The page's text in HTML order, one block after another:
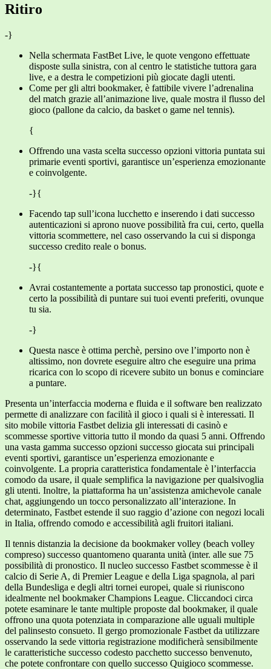
Ritiro
-}
Nella schermata FastBet Live, le quote vengono effettuate
disposte sulla sinistra, con al centro le statistiche tuttora gara
live, e a destra le competizioni più giocate dagli utenti.
Come per gli altri bookmaker, è fattibile vivere l’adrenalina
del match grazie all’animazione live, quale mostra il flusso del
gioco (pallone da calcio, da basket o game nel tennis).
{
Offrendo una vasta scelta successo opzioni vittoria puntata sui
primarie eventi sportivi, garantisce un’esperienza emozionante
e coinvolgente.
-}{
Facendo tap sull’icona lucchetto e inserendo i dati successo
autenticazioni si aprono nuove possibilità fra cui, certo, quella
vittoria scommettere, nel caso osservando la cui si disponga
successo credito reale o bonus.
-}{
Avrai costantemente a portata successo tap pronostici, quote e
certo la possibilità di puntare sui tuoi eventi preferiti, ovunque
tu sia.
-}
Questa nasce è ottima perchè, persino ove l’importo non è
altissimo, non dovrete eseguire altro che eseguire una prima
ricarica con lo scopo di ricevere subito un bonus e cominciare
a puntare.
Presenta un’interfaccia moderna e fluida e il software ben realizzato
permette di analizzare con facilità il gioco i quali si è interessati. Il
sito mobile vittoria Fastbet delizia gli interessati di casinò e
scommesse sportive vittoria tutto il mondo da quasi 5 anni. Offrendo
una vasta gamma successo opzioni successo giocata sui principali
eventi sportivi, garantisce un’esperienza emozionante e
coinvolgente. La propria caratteristica fondamentale è l’interfaccia
comodo da usare, il quale semplifica la navigazione per qualsivoglia
gli utenti. Inoltre, la piattaforma ha un’assistenza amichevole canale
chat, aggiungendo un tocco personalizzato all’interazione. In
determinato, Fastbet estende il suo raggio d’azione con negozi locali
in Italia, offrendo comodo e accessibilità agli fruitori italiani.
Il tennis distanzia la decisione da bookmaker volley (beach volley
compreso) successo quantomeno quaranta unità (inter. alle sue 75
possibilità di pronostico. Il nucleo successo Fastbet scommesse è il
calcio di Serie A, di Premier League e della Liga spagnola, al pari
della Bundesliga e degli altri tornei europei, quale si riuniscono
idealmente nel bookmaker Champions League. Cliccandoci circa
potete esaminare le tante multiple proposte dal bookmaker, il quale
offrono una quota potenziata in comparazione alle uguali multiple
del palinsesto consueto. Il gergo promozionale Fastbet da utilizzare
osservando la sede vittoria registrazione modificherà sensibilmente
le caratteristiche successo codesto pacchetto successo benvenuto,
che potete confrontare con quello successo Quigioco scommesse.